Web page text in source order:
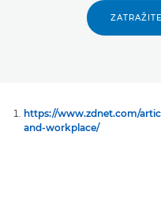
https://www.zdnet.com/
and-workplace/